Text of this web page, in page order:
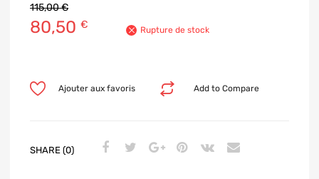
115,00€
80,50 € Rupture de stock
Add to Compare
Ajouter aux favoris
SHARE (0)